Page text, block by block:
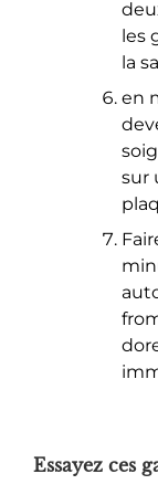
les
la
en
sur
Essayez ces